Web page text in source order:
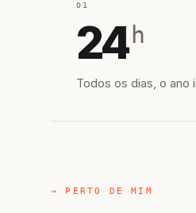
01
24 h
Todos os dias, o ano
→ PERTO DE MIM